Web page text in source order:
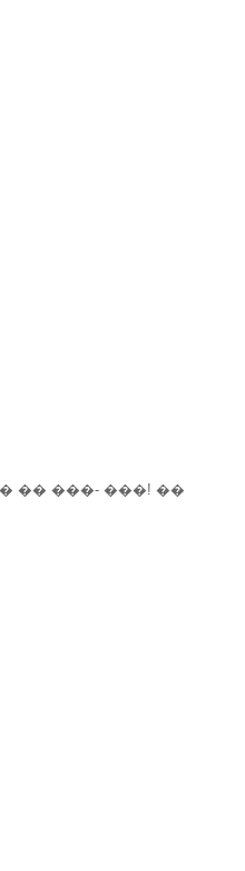
�� ���- ���! ��